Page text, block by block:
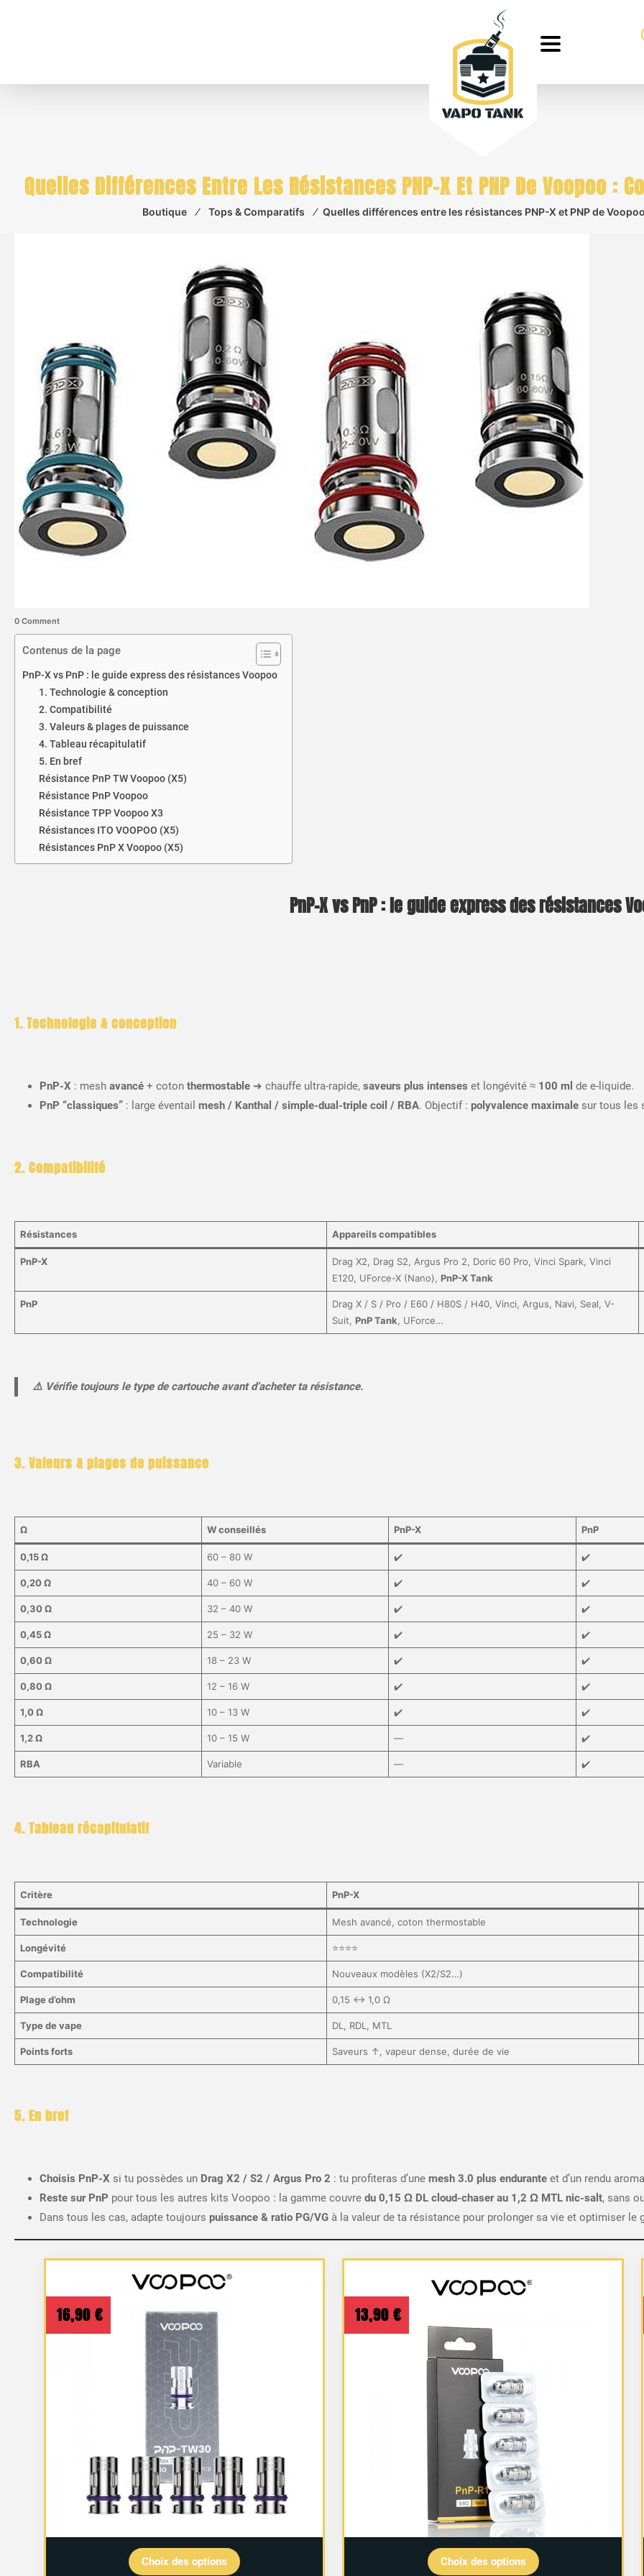
Quelles Différences Entre Les Résistances PNP-X Et PNP De Voopoo :
Boutique ⁄ Tops & Comparatifs ⁄ Quelles différences entre les résistances PNP-X et PNP de
0 Comment
Contenus de la page
PnP-X vs PnP : le guide express des résistances Voopoo
1. Technologie & conception
2. Compatibilité
3. Valeurs & plages de puissance
4. Tableau récapitulatif
5. En bref
Résistance PnP TW Voopoo (X5)
Résistance PnP Voopoo
Résistance TPP Voopoo X3
Résistances ITO VOOPOO (X5)
Résistances PnP X Voopoo (X5)
PnP-X vs PnP : le guide express des résistances
1. Technologie & conception
PnP-X : mesh avancé + coton thermostable ➜ chauffe ultra-rapide, saveurs plus intenses et longévité ≈ 100 ml de e-liquide.
PnP “classiques” : large éventail mesh / Kanthal / simple-dual-triple coil / RBA. Objectif : polyvalence maximale sur tous les
2. Compatibilité
Résistances Appareils compatibles
PnP-X
Drag X2, Drag S2, Argus Pro 2, Doric 60 Pro, Vinci Spark, Vinci
E120, UForce-X (Nano), PnP-X Tank
PnP
Drag X / S / Pro / E60 / H80S / H40, Vinci, Argus, Navi, Seal, V-
Suit, PnP Tank, UForce…
⚠️ Vérifie toujours le type de cartouche avant d’acheter ta résistance.
3. Valeurs & plages de puissance
Ω W conseillés PnP-X PnP
0,15 Ω 60 – 80 W ✔️ ✔️
0,20 Ω 40 – 60 W ✔️ ✔️
0,30 Ω 32 – 40 W ✔️ ✔️
0,45 Ω 25 – 32 W ✔️ ✔️
0,60 Ω 18 – 23 W ✔️ ✔️
0,80 Ω 12 – 16 W ✔️ ✔️
1,0 Ω 10 – 13 W ✔️ ✔️
1,2 Ω 10 – 15 W — ✔️
RBA Variable — ✔️
4. Tableau récapitulatif
Critère PnP-X
Technologie Mesh avancé, coton thermostable
Longévité ⭐⭐⭐⭐
Compatibilité Nouveaux modèles (X2/S2…)
Plage d’ohm 0,15 ↔ 1,0 Ω
Type de vape DL, RDL, MTL
Points forts Saveurs ↑, vapeur dense, durée de vie
5. En bref
Choisis PnP-X si tu possèdes un Drag X2 / S2 / Argus Pro 2 : tu profiteras d’une mesh 3.0 plus endurante et d’un rendu
Reste sur PnP pour tous les autres kits Voopoo : la gamme couvre du 0,15 Ω DL cloud-chaser au 1,2 Ω MTL nic-salt, sans
Dans tous les cas, adapte toujours puissance & ratio PG/VG à la valeur de ta résistance pour prolonger sa vie et optimiser le
Choix des options
16,90€
Choix des options
13,90€